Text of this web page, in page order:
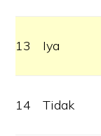
13 Iya
14 Tidak